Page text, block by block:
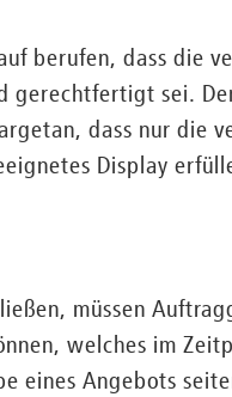
berufen, dass die
gerechtfertigt sei.
dass nur die
Display
müssen
welches im
eines Angebots